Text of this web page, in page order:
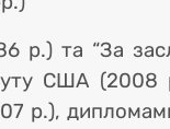
та “За
США (2008
р.), дипломами